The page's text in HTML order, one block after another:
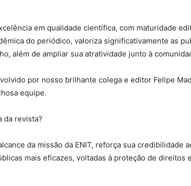
em qualidade científica, com maturidade
do periódico, valoriza significativamente as
além de ampliar sua atratividade junto à
por nosso brilhante colega e editor Felipe
equipe.
da revista?
da missão da ENIT, reforça sua credibilidade
mais eficazes, voltadas à proteção de direitos